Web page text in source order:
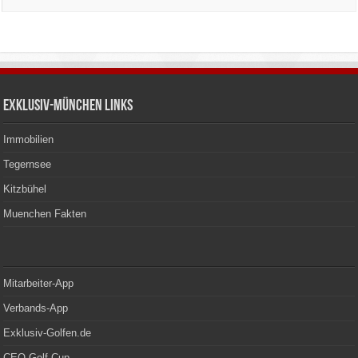
Exklusiv-München Links
Immobilien
Tegernsee
Kitzbühel
Muenchen Fakten
Mitarbeiter-App
Verbands-App
Exklusiv-Golfen.de